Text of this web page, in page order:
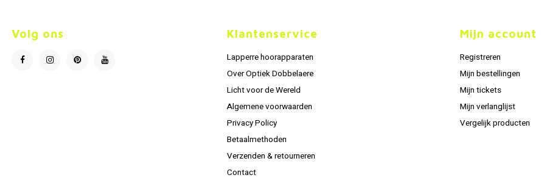
Volg ons Klantenservice
Lapperre hoorapparaten
Over Optiek Dobbelaere
Licht voor de Wereld
Algemene voorwaarden
Privacy Policy
Betaalmethoden
Verzenden & retourneren
Contact
Mijn account
Registreren
Mijn bestellingen
Mijn tickets
Mijn verlanglijst
Vergelijk producten